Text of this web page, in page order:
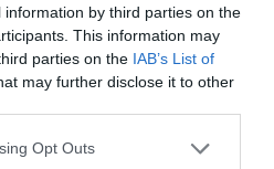
by third parties on the
This information may
parties on the IAB’s List of
may further disclose it to other
Opt Outs